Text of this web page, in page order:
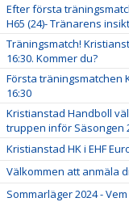
Efter första
H65 (24)- Tränarens
Träningsmatch!
16:30. Kommer du?
Första träningsmatchen
16:30
Kristianstad Handboll
truppen inför Säsongen
Kristianstad HK i EHF
Välkommen att anmäla
Sommarläger 2024 -